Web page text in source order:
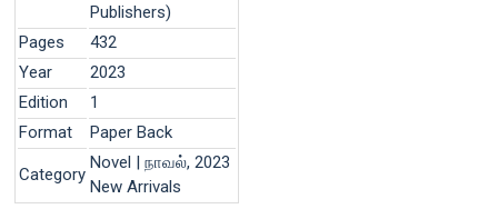
Publishers)
Pages
432
Year
2023
Edition
1
Format
Paper Back
Category
Novel | நாவல், 2023
New Arrivals